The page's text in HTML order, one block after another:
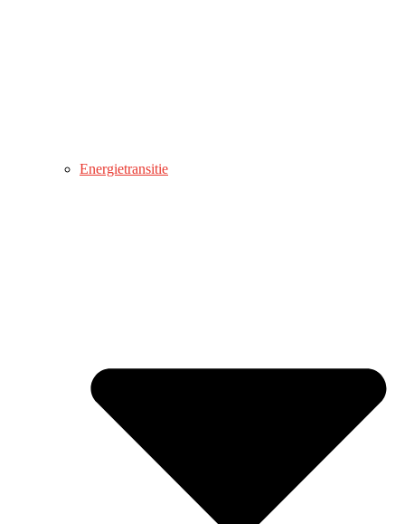
Energietransitie